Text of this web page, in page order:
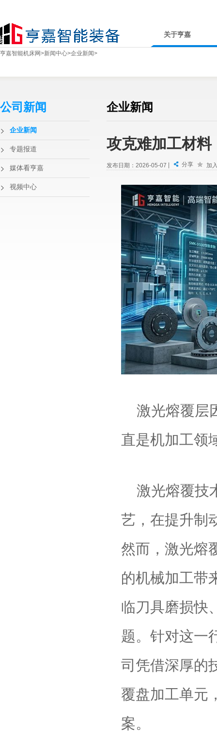
关于亨嘉
亨嘉智能机床网>新闻中心>企业新闻>
公司新闻
企业新闻
专题报道
媒体看亨嘉
视频中心
企业新闻
攻克难加工材
发布日期：2026-05-07 | 分享 加
激光熔覆层
直是机加工领
激光熔覆技
艺，在提升制
然而，激光熔
的机械加工带
临刀具磨损快
题。针对这一
司凭借深厚的
覆盘加工单元
案。